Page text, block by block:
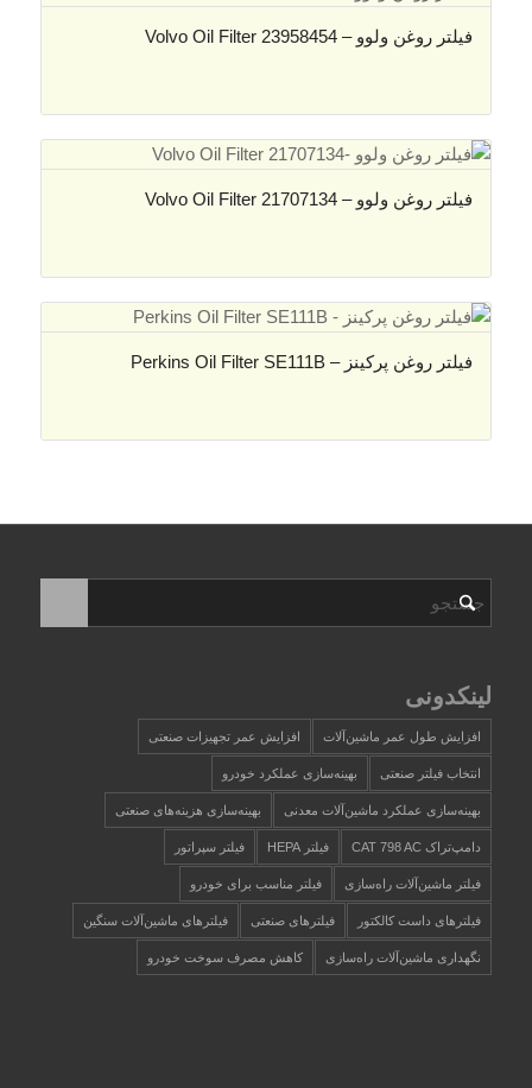
فیلتر روغن ولوو – Volvo Oil Filter 23958454
فیلتر روغن ولوو – Volvo Oil Filter 21707134
فیلتر روغن پرکینز – Perkins Oil Filter SE111B
لینکدونی
افزایش طول عمر ماشین‌آلات افزایش عمر تجهیزات صنعتی
انتخاب فیلتر صنعتی بهینه‌سازی عملکرد خودرو
بهینه‌سازی عملکرد ماشین‌آلات معدنی بهینه‌سازی هزینه‌های صنعتی
دامپ‌تراک CAT 798 AC فیلتر HEPA فیلتر سپراتور
فیلتر ماشین‌آلات راه‌سازی فیلتر مناسب برای خودرو
فیلترهای داست کالکتور فیلترهای صنعتی فیلترهای ماشین‌آلات سنگین
نگهداری ماشین‌آلات راه‌سازی کاهش مصرف سوخت خودرو